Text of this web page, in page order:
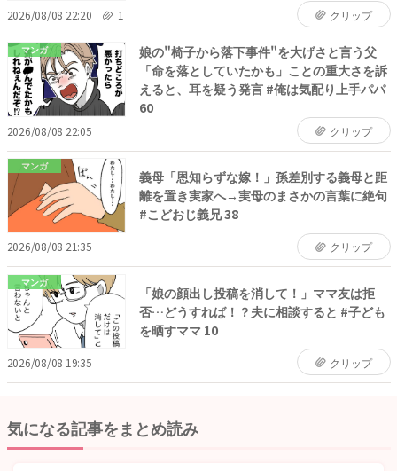
2026/08/08 22:20 1 クリップ
マンガ
娘の"椅子から落下事件"を大げさと言う父
「命を落としていたかも」ことの重大さを訴
えると、耳を疑う発言 #俺は気配り上手パパ
60
2026/08/08 22:05 クリップ
マンガ
義母「恩知らずな嫁！」孫差別する義母と距
離を置き実家へ→実母のまさかの言葉に絶句
#こどおじ義兄 38
2026/08/08 21:35 クリップ
マンガ
「娘の顔出し投稿を消して！」ママ友は拒
否…どうすれば！？夫に相談すると #子ども
を晒すママ 10
2026/08/08 19:35 クリップ
気になる記事をまとめ読み